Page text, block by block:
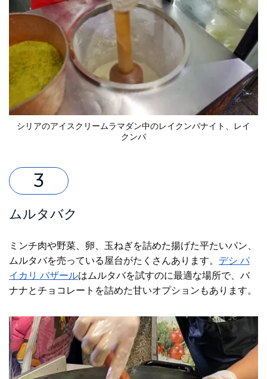
シリアのアイスクリームラマダン中のレイクンバナイト
、レイ
クンバ
ムルタバク
ミンチ肉や野菜、卵、玉ねぎを詰めた揚げた平たいパン、
ムルタバを売っている屋台がたくさんあります。 デシ パ
イカリ バザールはムルタバを試すのに最適な場所で、バ
ナナとチョコレートを詰めた甘いオプションもあります。